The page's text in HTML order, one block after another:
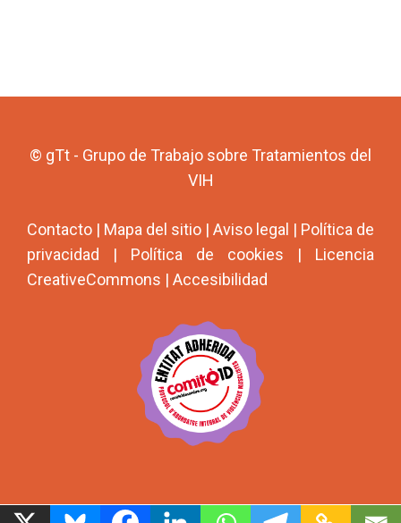
© gTt - Grupo de Trabajo sobre Tratamientos del
VIH
Contacto | Mapa del sitio | Aviso legal | Política de
privacidad | Política de cookies | Licencia
CreativeCommons | Accesibilidad